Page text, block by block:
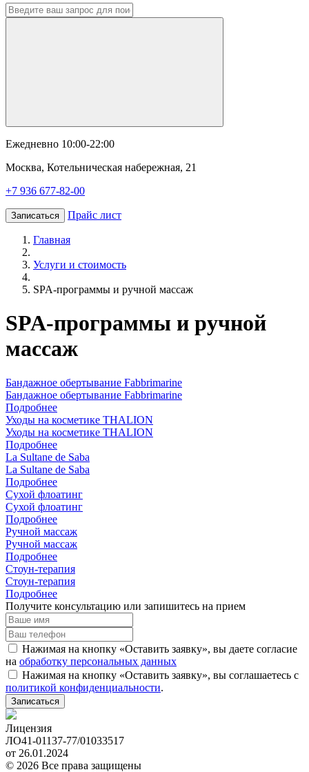
Ежедневно 10:00-22:00
Москва, Котельническая набережная, 21
+7 936 677-82-00
Записаться Прайс лист
Главная
Услуги и стоимость
SPA-программы и ручной массаж
SPA-программы и ручной
массаж
Бандажное обертывание Fabbrimarine
Бандажное обертывание Fabbrimarine
Подробнее
Уходы на косметике THALION
Уходы на косметике THALION
Подробнее
La Sultane de Saba
La Sultane de Saba
Подробнее
Cухой флоатинг
Cухой флоатинг
Подробнее
Ручной массаж
Ручной массаж
Подробнее
Cтоун-терапия
Cтоун-терапия
Подробнее
Получите консультацию или запишитесь на прием
Нажимая на кнопку «Оставить заявку», вы даете согласие
на обработку персональных данных
Нажимая на кнопку «Оставить заявку», вы соглашаетесь c
политикой конфиденциальности.
Записаться
Лицензия
ЛО41-01137-77/01033517
от 26.01.2024
© 2026 Все права защищены